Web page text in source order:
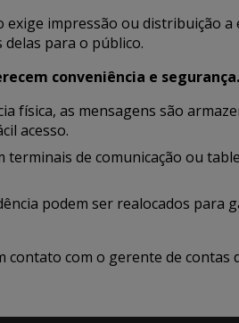
exige impressão ou distribuição a
para o público.
conveniência e segurança.
física, as mensagens são
acesso.
terminais de comunicação ou
podem ser realocados para
com o gerente de contas